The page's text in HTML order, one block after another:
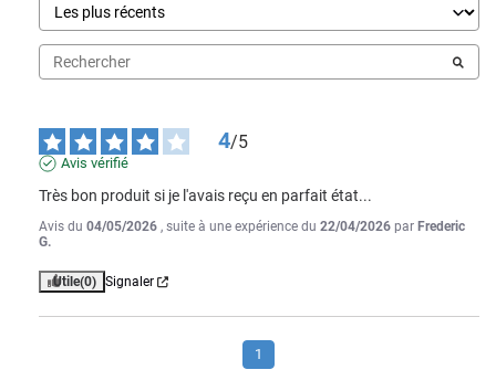
4/5
Avis vérifié
Très bon produit si je l'avais reçu en parfait état...
Avis du 04/05/2026 , suite à une expérience du 22/04/2026 par Frederic
G.
Utile(0) Signaler
1